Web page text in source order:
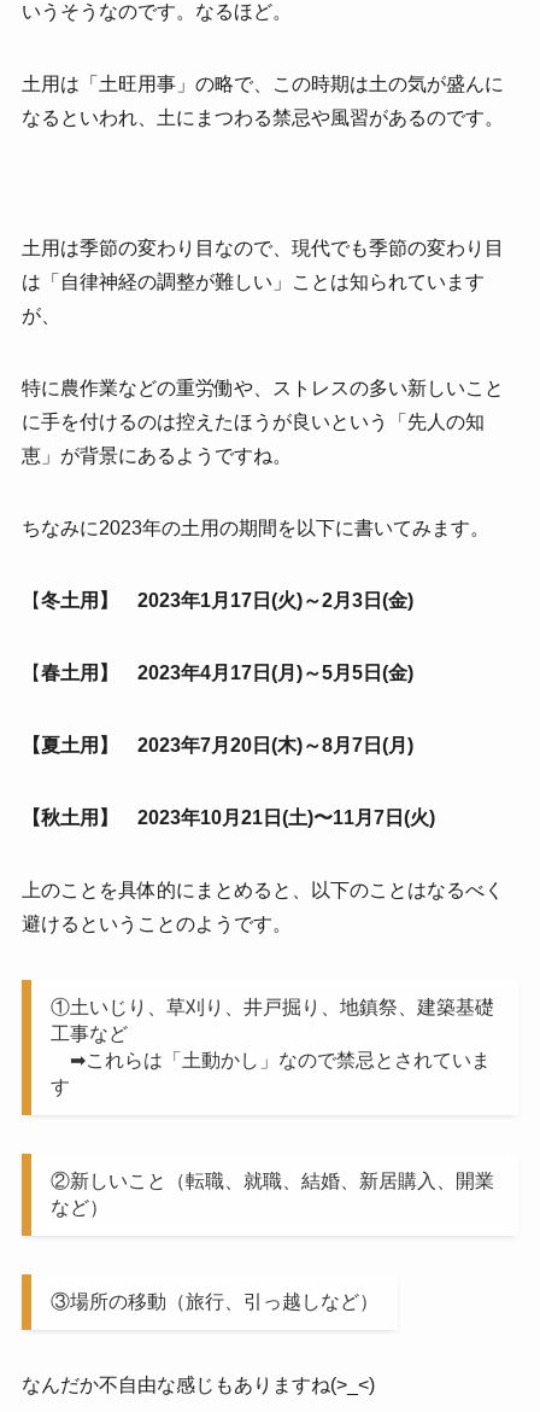
いうそうなのです。なるほど。
土用は「土旺用事」の略で、この時期は土の気が盛んに
なるといわれ、土にまつわる禁忌や風習があるのです。
土用は季節の変わり目なので、現代でも季節の変わり目
は「自律神経の調整が難しい」ことは知られています
が、
特に農作業などの重労働や、ストレスの多い新しいこと
に手を付けるのは控えたほうが良いという「先人の知
恵」が背景にあるようですね。
ちなみに2023年の土用の期間を以下に書いてみます。
【冬土用】 2023年1月17日(火)～2月3日(金)
【春土用】 2023年4月17日(月)～5月5日(金)
【夏土用】 2023年7月20日(木)～8月7日(月)
【秋土用】 2023年10月21日(土)〜11月7日(火)
上のことを具体的にまとめると、以下のことはなるべく
避けるということのようです。
①土いじり、草刈り、井戸掘り、地鎮祭、建築基礎
工事など
➡これらは「土動かし」なので禁忌とされていま
す
②新しいこと（転職、就職、結婚、新居購入、開業
など）
③場所の移動（旅行、引っ越しなど）
なんだか不自由な感じもありますね(>_<)